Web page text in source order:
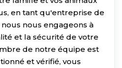
en tant qu'entreprise de
nous engageons à
et la sécurité de votre
de notre équipe est
et vérifié, vous